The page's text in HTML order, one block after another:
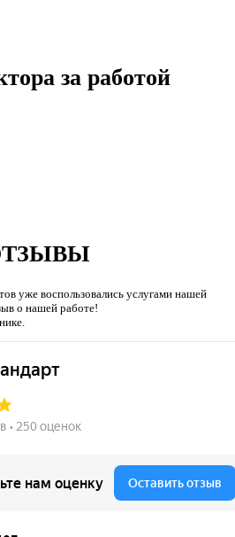
за работой
уже воспользовались услугами нашей
о нашей работе!